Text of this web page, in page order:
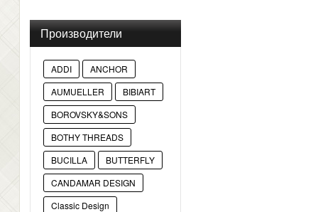
Производители
ADDI
ANCHOR
AUMUELLER
BIBIART
BOROVSKY&SONS
BOTHY THREADS
BUCILLA
BUTTERFLY
CANDAMAR DESIGN
Classic Design